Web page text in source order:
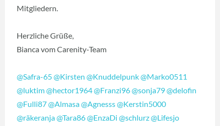
Mitgliedern.
Herzliche Grüße,
Bianca vom Carenity-Team
@Safra-65@Kirsten @Knuddelpunk@Marko0511
@luktim@hector1964@Franzi96@sonja79@delofin
@Fulli87@Almasa@Agnesss@Kerstin5000
@räkeranja@Tara86@EnzaDi @schlurz@Lifesjo